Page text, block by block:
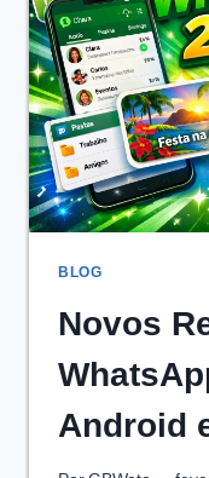
2026
BLOG
Novos
Android